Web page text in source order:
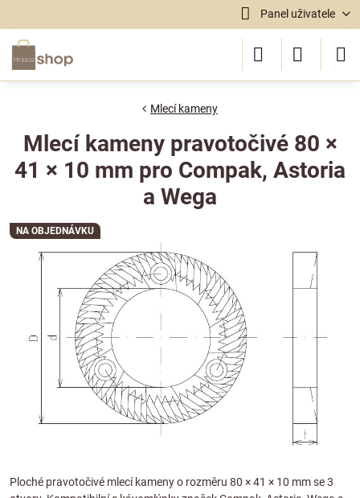
Panel uživatele
NA OBJEDNÁVKU
Mlecí kameny
Mlecí kameny pravotočivé 80 ×
41 × 10 mm pro Compak, Astoria
a Wega
Ploché pravotočivé mlecí kameny o rozměru 80 × 41 × 10 mm se 3